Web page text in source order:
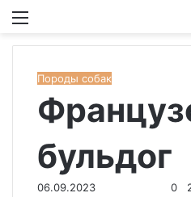
Породы собак
бульдог
06.09.2023 0